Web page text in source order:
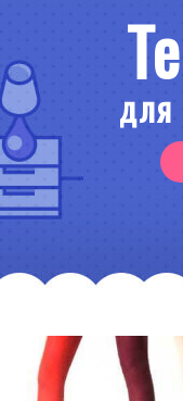
для